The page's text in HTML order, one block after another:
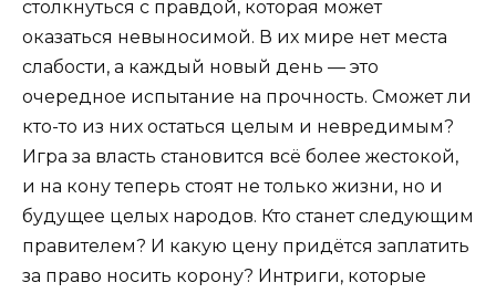
столкнуться с правдой, которая может
оказаться невыносимой. В их мире нет места
слабости, а каждый новый день — это
очередное испытание на прочность. Сможет ли
кто-то из них остаться целым и невредимым?
Игра за власть становится всё более жестокой,
и на кону теперь стоят не только жизни, но и
будущее целых народов. Кто станет следующим
правителем? И какую цену придётся заплатить
за право носить корону? Интриги, которые